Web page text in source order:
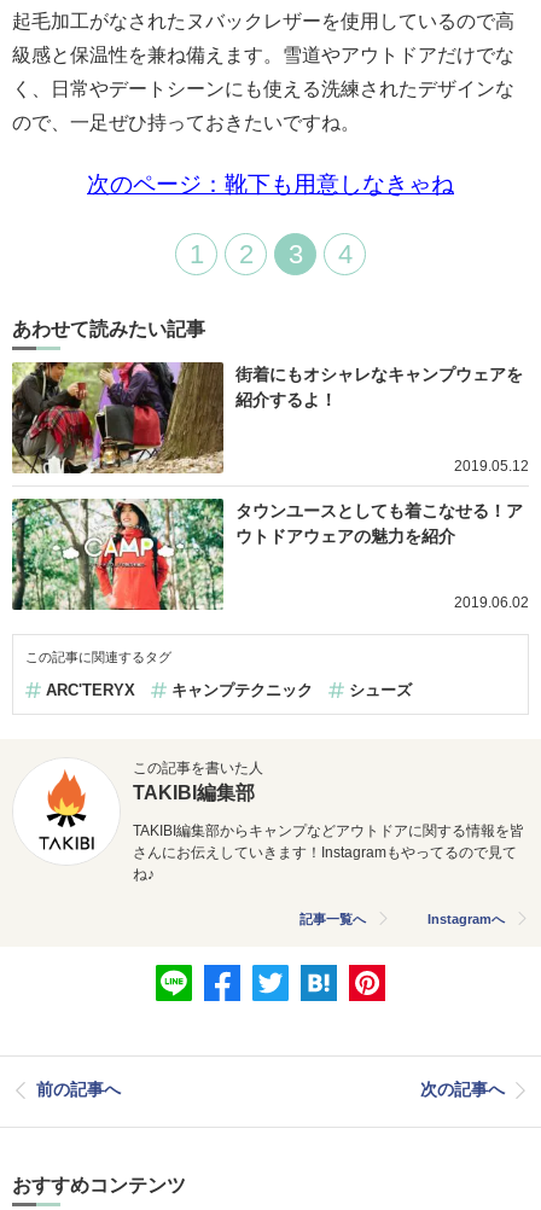
起毛加工がなされたヌバックレザーを使用しているので高
級感と保温性を兼ね備えます。雪道やアウトドアだけでな
く、日常やデートシーンにも使える洗練されたデザインな
ので、一足ぜひ持っておきたいですね。
次のページ：靴下も用意しなきゃね
1 2 3 4
あわせて読みたい記事
街着にもオシャレなキャンプウェアを
紹介するよ！
2019.05.12
タウンユースとしても着こなせる！ア
ウトドアウェアの魅力を紹介
2019.06.02
この記事に関連するタグ
ARC'TERYX キャンプテクニック シューズ
この記事を書いた人
TAKIBI編集部
TAKIBI編集部からキャンプなどアウトドアに関する情報を皆
さんにお伝えしていきます！Instagramもやってるので見て
ね♪
記事一覧へ Instagramへ
前の記事へ 次の記事へ
おすすめコンテンツ